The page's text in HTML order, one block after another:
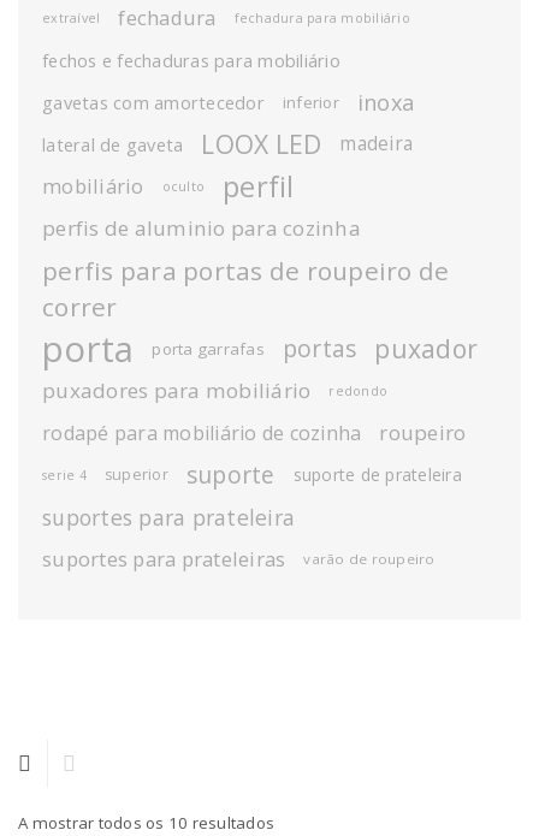
extraível fechadura fechadura para mobiliário
fechos e fechaduras para mobiliário
gavetas com amortecedor
inferior inoxa
lateral de gaveta LOOX LED madeira
mobiliário oculto perfil
perfis de aluminio para cozinha
perfis para portas de roupeiro de
correr
porta porta garrafas portas puxador
puxadores para mobiliário redondo
rodapé para mobiliário de cozinha roupeiro
serie 4 superior suporte suporte de prateleira
suportes para prateleira
suportes para prateleiras varão de roupeiro
A mostrar todos os 10 resultados